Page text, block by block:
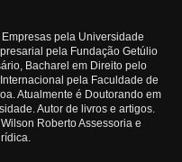
pela Universidade
pela Fundação Getúlio
Bacharel em Direito pelo
pela Faculdade de
Atualmente é Doutorando em
Autor de livros e artigos.
Roberto Assessoria e